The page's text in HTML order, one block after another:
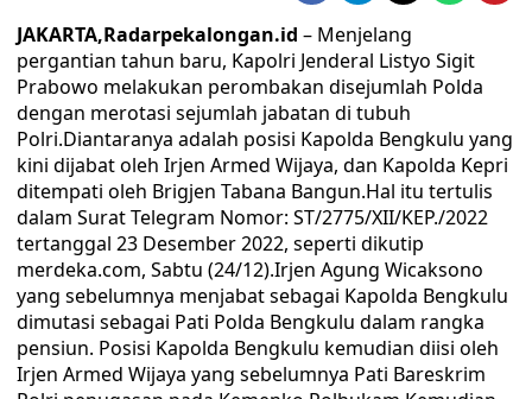
JAKARTA,Radarpekalongan.id – Menjelang
pergantian tahun baru, Kapolri Jenderal Listyo Sigit
Prabowo melakukan perombakan disejumlah Polda
dengan merotasi sejumlah jabatan di tubuh
Polri.Diantaranya adalah posisi Kapolda Bengkulu yang
kini dijabat oleh Irjen Armed Wijaya, dan Kapolda Kepri
ditempati oleh Brigjen Tabana Bangun.Hal itu tertulis
dalam Surat Telegram Nomor: ST/2775/XII/KEP./2022
tertanggal 23 Desember 2022, seperti dikutip
merdeka.com, Sabtu (24/12).Irjen Agung Wicaksono
yang sebelumnya menjabat sebagai Kapolda Bengkulu
dimutasi sebagai Pati Polda Bengkulu dalam rangka
pensiun. Posisi Kapolda Bengkulu kemudian diisi oleh
Irjen Armed Wijaya yang sebelumnya Pati Bareskrim